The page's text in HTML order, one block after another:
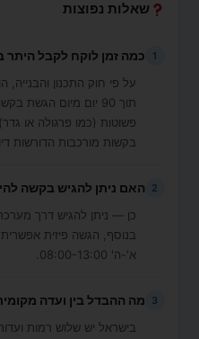
שאלות נפוצות
1 כמה זמן לוקח לקבל היתר
על פי חוק התכנון
תוך 90 יום מיום
פשוטות (כמו פרגולה או
בקשות מורכבות הדורשות
2 האם ניתן להגיש בקשה
כן — ניתן להגיש דרך מערכת
בנוסף, הגשה פיזית
א'-ה' 08:00-13:00.
3 מה ההבדל בין ועדה
בישראל יש שלוש רמות